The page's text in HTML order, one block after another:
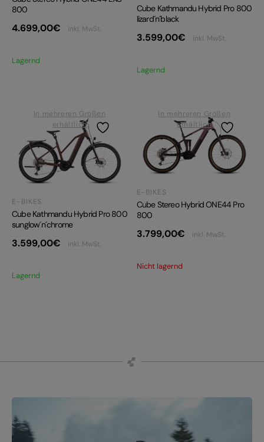
800
4.699,00€ inkl. MwSt.
Lagernd
Cube Kathmandu Hybrid Pro 800
lizard´n´black
3.599,00€ inkl. MwSt.
Lagernd
In mehreren Größen
erhältlich
E-BIKES
Cube Kathmandu Hybrid Pro 800
sunglow´n´chrome
3.599,00€ inkl. MwSt.
Lagernd
In mehreren Größen
erhältlich
E-BIKES
Cube Stereo Hybrid ONE44 Pro
800
3.799,00€ inkl. MwSt.
Nicht lagernd